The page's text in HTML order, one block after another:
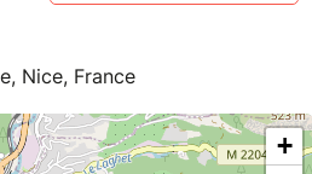
Nice, France
+